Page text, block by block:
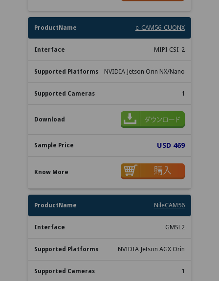
e-CAM56_CUONX
MIPI CSI-2
NVIDIA Jetson Orin NX/Nano
1
USD 469
NileCAM56
GMSL2
NVIDIA Jetson AGX Orin
1